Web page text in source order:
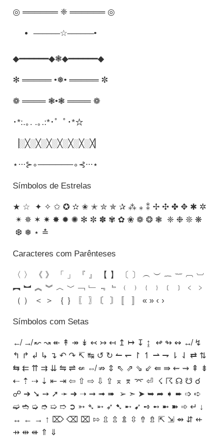
◎ ══════ ❈ ══════ ◎
––––––☆––––––•
◆━━━━━━◆❃◆━━━━━━◆
✻ ═════ •❅• ═════ ✼
❁ ════ ❃•❃ ════ ❁
･*:.｡. .｡.:*･゜ﾟ･*☆
▕░╳░╳░╳░╳░╳░╳░╳▏
⋆⋅⋅⋅⊱∘──────∘⊰⋅⋅⋅⋆
Símbolos de Estrelas
★ ☆ ✦ ✧ ✩ ✪ ✫ ✬ ✭ ✮ ✯ ✰ ⁂ ⁎ ⁑ ✢ ✣ ✤ ✥ ✱ ✲
✴ ✵ ✶ ✷ ✸ ✹ ✺ ✻ ✼ ✽ ✾ ✿ ❀ ❁ ❂ ❃ ❈ ❉ ❊ ❋
❆ ❅ ⋆ ≛
Caracteres com Parênteses
〈 〉 《 》 「 」 『 』 【 】 〔 〕 ︵ ︶ ︷ ︸ ︹ ︺
︻ ︼ ︽ ︾ ︿ ﹀ ﹁ ﹂ ﹃ ﹄ ﹙ ﹚ ﹛ ﹜ ﹝ ﹞ ﹤ ﹥
（ ） ＜ ＞ ｛ ｝ 〖 〗 〘 〙 〚 〛 « » ‹ ›
Símbolos com Setas
↚ ↛ ↜ ↝ ↞ ↟ ↠ ↡ ↢ ↣ ↤ ↥ ↦ ↧ ↨ ↫ ↬ ↭ ↮ ↯
↰ ↱ ↲ ↳ ↴ ↶ ↷ ↸ ↹ ↺ ↻ ↼ ↽ ↾ ↿ ⇀ ⇁ ⇂ ⇃ ⇄ ⇅
⇆ ⇇ ⇈ ⇉ ⇊ ⇋ ⇌ ⇍ ⇎ ⇏ ⇕ ⇖ ⇗ ⇘ ⇙ ⇚ ⇛ ⇜ ⇝ ⇞ ⇟
⇠ ⇡ ⇢ ⇣ ⇤ ⇥ ⇦ ⇧ ⇨ ⇩ ⇪ ⌅ ⌆ ⌤ ⏎ ☇ ☈ ☊ ☋ ☌
☍ ➔ ➘ ➙ ➚ ➛ ➜ ➝ ➞ ➟ ➠ ➢ ➣ ➤ ➥ ➦ ➧ ➨ ➩ ➪
➫ ➬ ➭ ➮ ➯ ➱ ➲ ➳ ➴ ➵ ➶ ➷ ➸ ➹ ➺ ➻ ➼ ➽ ➾ ↵ ↓
↔ ← → ↑ ⌦ ⌫ ⌧ ⇰ ⇫ ⇬ ⇭ ⇳ ⇮ ⇯ ⇱ ⇲ ⇴ ⇵ ⇷
⇸ ⇹ ⇺ ⇑ ⇓